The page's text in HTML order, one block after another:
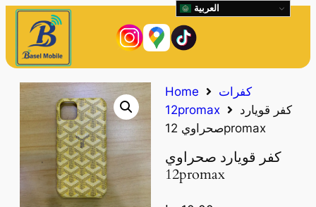
Home
كفرات
12promax
كفر قويارد
صحراوي 12promax
كفر قويارد صحراوي
12promax
العربية